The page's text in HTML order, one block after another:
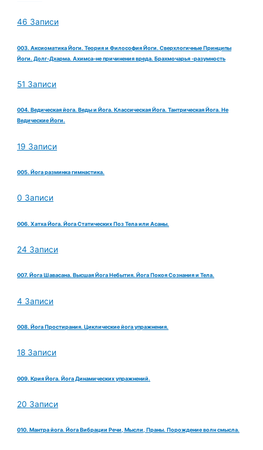
46 Записи
003. Аксиоматика Йоги. Теория и Философия Йоги. Сверхлогичные Принципы
Йоги. Долг-Дхарма. Ахимса-не причинения вреда. Брахмочарья -разумность
51 Записи
004. Ведическая йога. Веды и Йога. Классическая Йога. Тантрическая Йога. Не
Ведические Йоги.
19 Записи
005. Йога разминка гимнастика.
0 Записи
006. Хатха Йога. Йога Статических Поз Тела или Асаны.
24 Записи
007. Йога Шавасана. Высшая Йога Небытия. Йога Покоя Сознания и Тела.
4 Записи
008. Йога Простирания. Циклические йога упражнения.
18 Записи
009. Крия Йога. Йога Динамических упражнений.
20 Записи
010. Мантра йога. Йога Вибрации Речи, Мысли, Праны. Порождение волн смысла.